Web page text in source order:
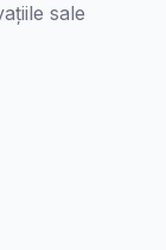
sale